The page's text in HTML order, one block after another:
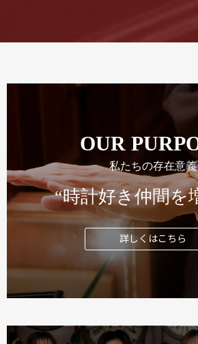
OUR
私たちの存在意義
“時計好き仲間を
詳しくはこちら